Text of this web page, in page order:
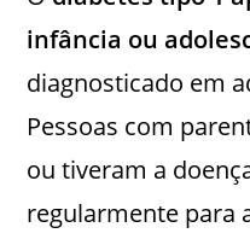
infância ou
diagnosticado em
Pessoas com
ou tiveram a
regularmente para